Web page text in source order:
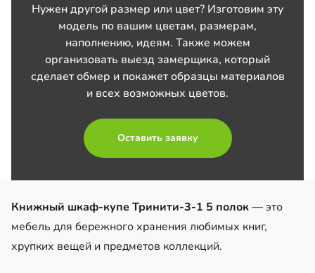
Нужен другой размер или цвет? Изготовим эту
модель по вашим цветам, размерам,
наполнению, идеям. Также можем
организовать выезд замерщика, который
сделает обмер и покажет образцы материалов
и всех возможных цветов.
Оставить заявку
Книжный шкаф-купе Тринити-3-1 5 полок— это
мебель для бережного хранения любимых книг,
хрупких вещей и предметов коллекций.